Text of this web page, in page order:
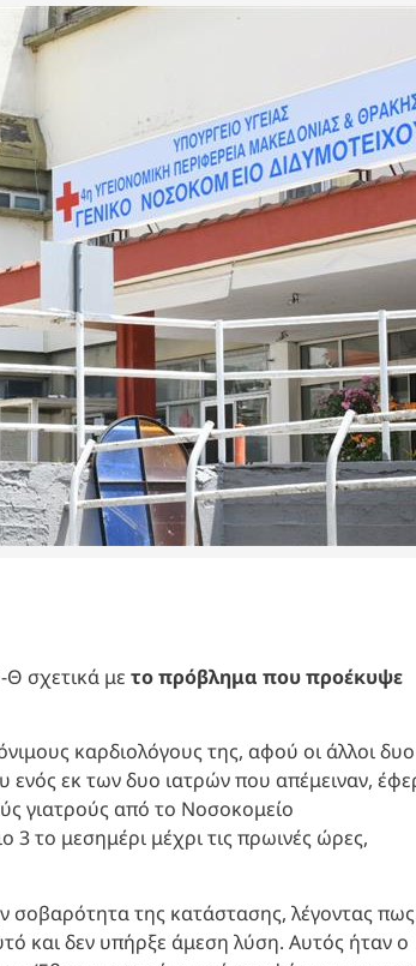
σχετικά με το πρόβλημα που προέκυψε
καρδιολόγους της, αφού οι άλλοι δυο
εκ των δυο ιατρών που απέμειναν,
γιατρούς από το Νοσοκομείο
το μεσημέρι μέχρι τις πρωινές ώρες,
σοβαρότητα της κατάστασης, λέγοντας πως
και δεν υπήρξε άμεση λύση. Αυτός ήταν ο